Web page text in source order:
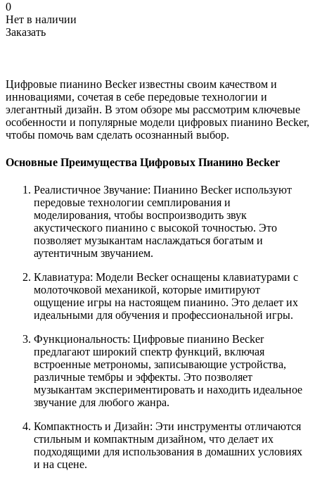
0
Нет в наличии
Заказать
Цифровые пианино Becker известны своим качеством и
инновациями, сочетая в себе передовые технологии и
элегантный дизайн. В этом обзоре мы рассмотрим ключевые
особенности и популярные модели цифровых пианино Becker,
чтобы помочь вам сделать осознанный выбор.
Основные Преимущества Цифровых Пианино Becker
Реалистичное Звучание: Пианино Becker используют
передовые технологии семплирования и
моделирования, чтобы воспроизводить звук
акустического пианино с высокой точностью. Это
позволяет музыкантам наслаждаться богатым и
аутентичным звучанием.
Клавиатура: Модели Becker оснащены клавиатурами с
молоточковой механикой, которые имитируют
ощущение игры на настоящем пианино. Это делает их
идеальными для обучения и профессиональной игры.
Функциональность: Цифровые пианино Becker
предлагают широкий спектр функций, включая
встроенные метрономы, записывающие устройства,
различные тембры и эффекты. Это позволяет
музыкантам экспериментировать и находить идеальное
звучание для любого жанра.
Компактность и Дизайн: Эти инструменты отличаются
стильным и компактным дизайном, что делает их
подходящими для использования в домашних условиях
и на сцене.